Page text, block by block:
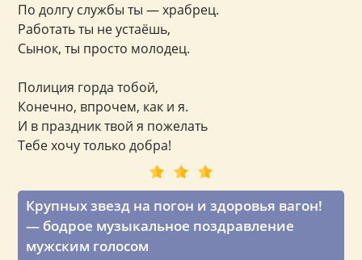
Крупных звезд на погон и здоровья вагон!
— бодрое музыкальное поздравление
мужским голосом
По долгу службы ты — храбрец.
Работать ты не устаёшь,
Сынок, ты просто молодец.
Полиция горда тобой,
Конечно, впрочем, как и я.
И в праздник твой я пожелать
Тебе хочу только добра!